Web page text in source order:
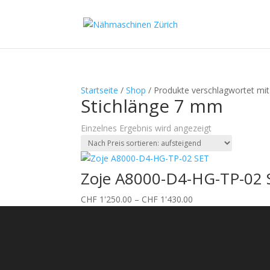
Startseite /Shop / Produkte verschlagwortet mit
Stichlänge 7 mm
Einzelnes Ergebnis wird angezeigt
Zoje A8000-D4-HG-TP-
CHF 1'250.00 – CHF 1'430.00